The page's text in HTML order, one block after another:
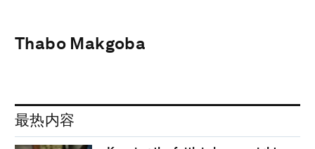
Thabo Makgoba
最热内容